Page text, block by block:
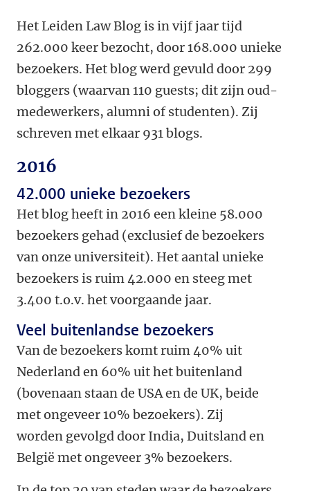
Het Leiden Law Blog is in vijf jaar tijd
262.000 keer bezocht, door 168.000 unieke
bezoekers. Het blog werd gevuld door 299
bloggers (waarvan 110 guests; dit zijn oud-
medewerkers, alumni of studenten). Zij
schreven met elkaar 931 blogs.
2016
42.000 unieke bezoekers
Het blog heeft in 2016 een kleine 58.000
bezoekers gehad (exclusief de bezoekers
van onze universiteit). Het aantal unieke
bezoekers is ruim 42.000 en steeg met
3.400 t.o.v. het voorgaande jaar.
Veel buitenlandse bezoekers
Van de bezoekers komt ruim 40% uit
Nederland en 60% uit het buitenland
(bovenaan staan de USA en de UK, beide
met ongeveer 10% bezoekers). Zij
worden gevolgd door India, Duitsland en
België met ongeveer 3% bezoekers.